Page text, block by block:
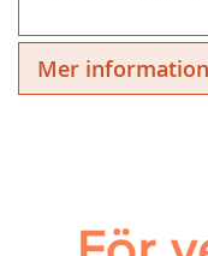
Mer information